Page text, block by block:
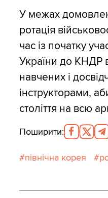
У межах
ротація
час із початку
України до КНДР
навчених і
інструкторами,
століття на всю
Поширити:
північна корея